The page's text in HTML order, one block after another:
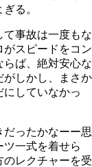
る。
事故は一度もな
スピードをコン
らば、絶対安心な
がしかし、まさか
していなかっ
ったかなーー思
一式を着せら
レクチャーを受